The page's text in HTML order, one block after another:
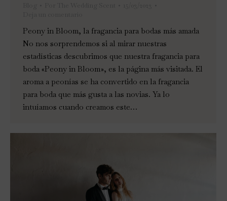
Peony in Bloom, la fragancia para bodas más amada
No nos sorprendemos si al mirar nuestras
estadísticas descubrimos que nuestra fragancia para
boda «Peony in Bloom», es la página más visitada. El
aroma a peonías se ha convertido en la fragancia
para boda que más gusta a las novias. Ya lo
intuíamos cuando creamos este…